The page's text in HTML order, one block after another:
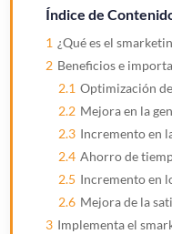
Índice de
1 ¿Qué es el
2 Beneficios e
2.1 Optimización
2.2 Mejora en la
2.3 Incremento en
2.4 Ahorro de
2.5 Incremento en
2.6 Mejora de la
3 Implementa el